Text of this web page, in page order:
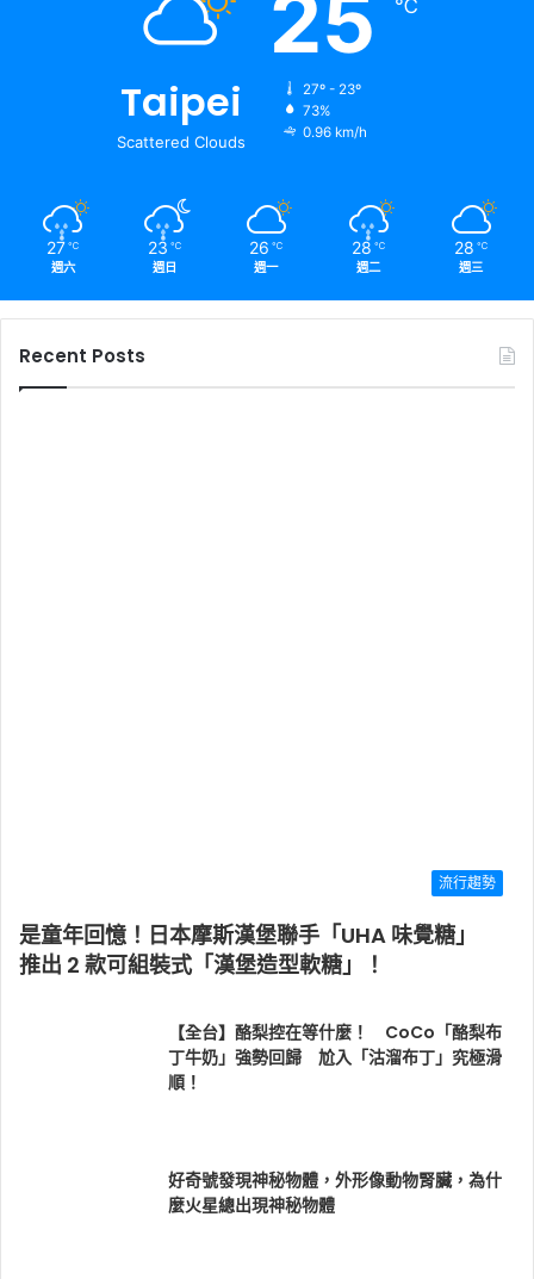
Taipei
Scattered Clouds
25 ℃
27º - 23º
73%
0.96 km/h
27 ℃
週六
23 ℃
週日
26 ℃
週一
28 ℃
週二
28 ℃
週三
Recent Posts
流行趨勢
是童年回憶！日本摩斯漢堡聯手「UHA 味覺糖」
推出 2 款可組裝式「漢堡造型軟糖」！
【全台】酪梨控在等什麼！ CoCo「酪梨布
丁牛奶」強勢回歸 尬入「沽溜布丁」究極滑
順！
好奇號發現神秘物體，外形像動物腎臟，為什
麼火星總出現神秘物體